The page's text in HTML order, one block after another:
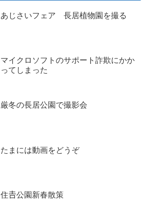
あじさいフェア 長居植物園を撮る
マイクロソフトのサポート詐欺にかか
ってしまった
厳冬の長居公園で撮影会
たまには動画をどうぞ
住𠮷公園新春散策